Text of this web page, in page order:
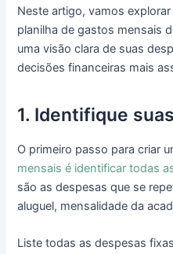
Neste artigo, vamos
planilha de gastos mensais
uma visão clara de suas
decisões financeiras mais
1. Identifique
O primeiro passo para criar
mensais é identificar todas
são as despesas que se
aluguel, mensalidade da
Liste todas as despesas